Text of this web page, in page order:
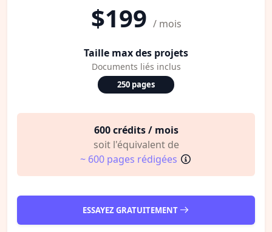
$199 / mois
Taille max des projets
Documents liés inclus
250 pages
600 crédits / mois
soit l'équivalent de
~ 600 pages rédigées
ESSAYEZ GRATUITEMENT